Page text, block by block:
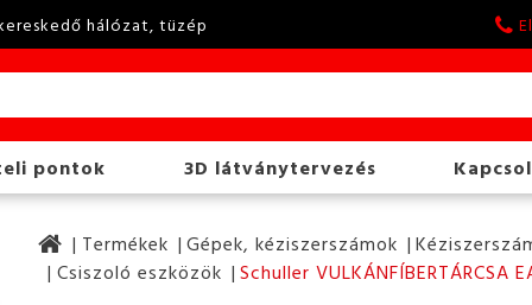
hálózat, tüzép
pontok 3D látványtervezés
Termékek Gépek, kéziszerszámok
Csiszoló eszközök
Schuller VULKÁNFÍBERTÁRCSA